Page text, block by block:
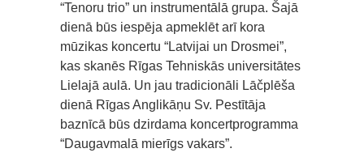
“Tenoru trio” un instrumentālā grupa. Šajā
dienā būs iespēja apmeklēt arī kora
mūzikas koncertu “Latvijai un Drosmei”,
kas skanēs Rīgas Tehniskās universitātes
Lielajā aulā. Un jau tradicionāli Lāčplēša
dienā Rīgas Anglikāņu Sv. Pestītāja
baznīcā būs dzirdama koncertprogramma
“Daugavmalā mierīgs vakars”.